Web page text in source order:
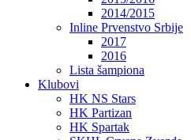
2014/2015
Inline Prvenstvo Srbije
2017
2016
Lista šampiona
Klubovi
HK NS Stars
HK Partizan
HK Spartak